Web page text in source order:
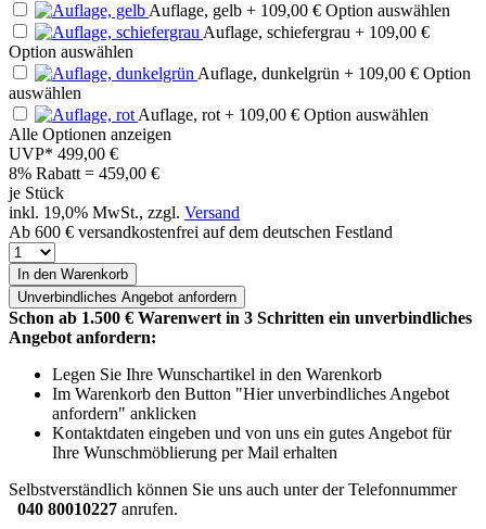
Auflage, gelb + 109,00 € Option auswählen
Auflage, schiefergrau + 109,00 €
Option auswählen
Auflage, dunkelgrün + 109,00 € Option
auswählen
Auflage, rot + 109,00 € Option auswählen
Alle Optionen anzeigen
UVP* 499,00 €
8% Rabatt = 459,00 €
je Stück
inkl. 19,0% MwSt., zzgl. Versand
Ab 600 € versandkostenfrei auf dem deutschen Festland
In den Warenkorb
Unverbindliches Angebot anfordern
Schon ab 1.500 € Warenwert in 3 Schritten ein unverbindliches
Angebot anfordern:
Legen Sie Ihre Wunschartikel in den Warenkorb
Im Warenkorb den Button "Hier unverbindliches Angebot
anfordern" anklicken
Kontaktdaten eingeben und von uns ein gutes Angebot für
Ihre Wunschmöblierung per Mail erhalten
Selbstverständlich können Sie uns auch unter der Telefonnummer
040 80010227 anrufen.